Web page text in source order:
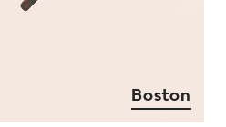
Boston